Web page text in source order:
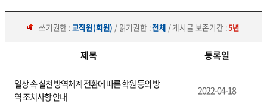
쓰기권한 :교직원(회원) / 읽기권한 :전체 / 게시글 보존기간 :5년
원/
제목 등록일
일상 속 실천 방역체계 전환에 따른 학원 등의 방
역 조치사항 안내
2022-04-18